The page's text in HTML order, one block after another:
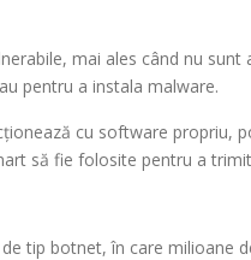
mai ales când nu
pentru a instala malware.
cu software propriu,
să fie folosite pentru a
tip botnet, în care milioane